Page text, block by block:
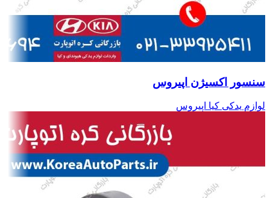
سنسور اکسیژن اپیروس
لوازم یدکی کیا اپیروس